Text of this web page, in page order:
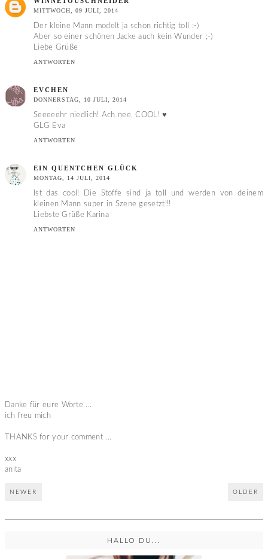
MITTWOCH, 09 JULI, 2014
Der kleine Mann modelt ja schon richtig toll :-)
Aber so einer schönen Jacke auch kein Wunder ;-)
Liebe Grüße
ANTWORTEN
EVCHEN
DONNERSTAG, 10 JULI, 2014
Seeeeehr niedlich! Ach nee, COOL! ♥
GLG Eva
ANTWORTEN
EIN QUENTCHEN GLÜCK
MONTAG, 14 JULI, 2014
Ist das cool! Die Stoffe sind ja toll und werden von deinem
kleinen Mann super in Szene gesetzt!!!
Liebste Grüße Karina
ANTWORTEN
Danke für eure Worte ...
ich freu mich
THANKS for your comment ...
xxx
anita
NEWER OLDER
HALLO DU...